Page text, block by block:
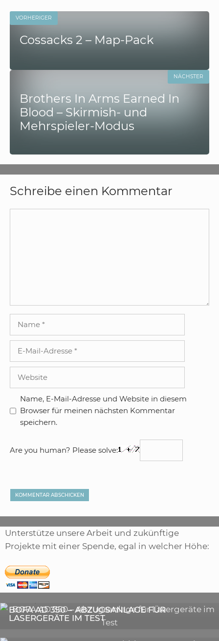
VORHERIGER
Cossacks 2 – Map-Pack
Brothers In Arms Earned In
Blood – Skirmish- und
Mehrspieler-Modus
NÄCHSTER
Schreibe einen Kommentar
Adresse
Name, E-Mail-Adresse und Website in diesem
Browser für meinen nächsten Kommentar
speichern.
Are you human? Please solve:
Unterstütze unsere Arbeit und zukünftige
Projekte mit einer Spende, egal in welcher Höhe:
BOFA AD 350 – ABZUGSANLAGE FÜR
LASERGERÄTE IM TEST
DIE BEDEUTENDSTEN SCHRITTE ZUR
ERFOLGREICHEN MARKENBILDUNG IN DER
DIGITALEN ÄRA